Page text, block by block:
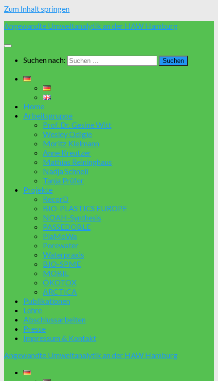
Zum Inhalt springen
Angewandte Umweltanalytik an der HAW Hamburg
Suchen nach:
Home
Arbeitsgruppe
Prof. Dr. Gesine Witt
Wesley Odigie
Moritz Kielmann
Anne Kreutzer
Mathias Reininghaus
Nadja Schnell
Tanja Prüfer
Projekte
RecorD
BIO-PLASTICS EUROPE
NOAH-Synthesis
PASSEDOBLE
PlaMoWa
Porewater
Waterpraxis
BIO-SPME
MOBIL
ÖKOTOX
ARCTICA
Publikationen
Lehre
Abschlussarbeiten
Presse
Impressum & Kontakt
Angewandte Umweltanalytik an der HAW Hamburg